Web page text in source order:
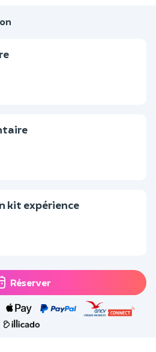
kit expérience
Réserver